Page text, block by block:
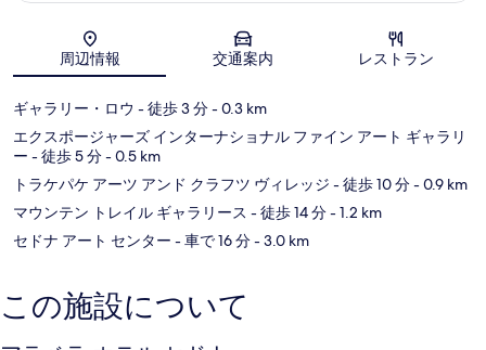
地図
周辺情報 交通案内 レストラン
ギャラリー・ロウ - 徒歩 3 分- 0.3 km
エクスポージャーズ インターナショナル ファイン アート ギャラリ
ー - 徒歩 5 分- 0.5 km
トラケパケ アーツ アンド クラフツ ヴィレッジ - 徒歩 10 分- 0.9 km
マウンテン トレイル ギャラリース - 徒歩 14 分- 1.2 km
セドナ アート センター - 車で 16 分- 3.0 km
この施設について